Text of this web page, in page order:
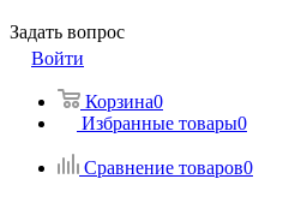
Задать вопрос
Войти
Корзина0
Избранные товары0
Сравнение товаров0